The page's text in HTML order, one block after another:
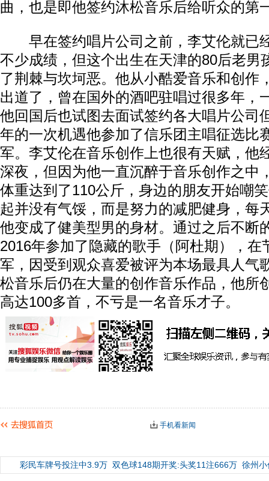
曲，也是即他签约沐松音乐后给听众的第
早在签约唱片公司之前，李艾伦就已
不少成绩，但这个出生在天津的80后老男
了荆棘与坎坷恶。他从小酷爱音乐和创作
出道了，曾在国外的酒吧驻唱过很多年，
他回国后也试图去面试签约各大唱片公司
年的一次机遇他参加了信乐团主唱征选比
军。李艾伦在音乐创作上也很有天赋，他
深夜，但因为他一直沉醉于音乐创作之中
体重达到了110公斤，身边的朋友开始嘲
起并没有气馁，而是努力的减肥健身，每
他变成了健美型男的身材。通过之后不断
2016年参加了隐藏的歌手（阿杜期），在
军，因受到观众喜爱被评为本场最具人气
松音乐后仍在大量的创作音乐作品，他所
高达100多首，不亏是一名音乐才子。
手机看新闻
彩民车牌号投注中3.9万 双色球148期开奖:头奖11注666万 徐州